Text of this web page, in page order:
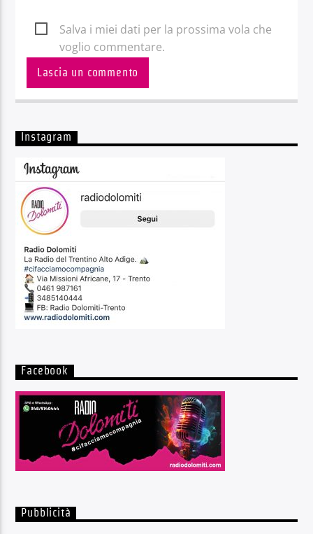
Salva i miei dati per la prossima vola che
voglio commentare.
Instagram
Facebook
Pubblicità